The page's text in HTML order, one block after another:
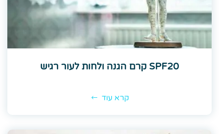
SPF20 קרם הגנה ולחות לעור רגיש
קרא עוד